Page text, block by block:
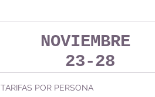
NOVIEMBRE
23-28
TARIFAS POR PERSONA